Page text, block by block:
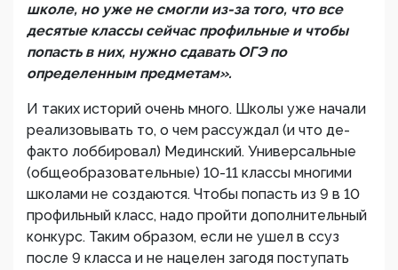
школе, но уже не смогли из-за того, что все
десятые классы сейчас профильные и чтобы
попасть в них, нужно сдавать ОГЭ по
определенным предметам».
И таких историй очень много. Школы уже начали
реализовывать то, о чем рассуждал (и что де-
факто лоббировал) Мединский. Универсальные
(общеобразовательные) 10-11 классы многими
школами не создаются. Чтобы попасть из 9 в 10
профильный класс, надо пройти дополнительный
конкурс. Таким образом, если не ушел в ссуз
после 9 класса и не нацелен загодя поступать